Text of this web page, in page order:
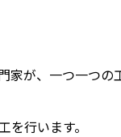
家が、一つ一つの
行います。